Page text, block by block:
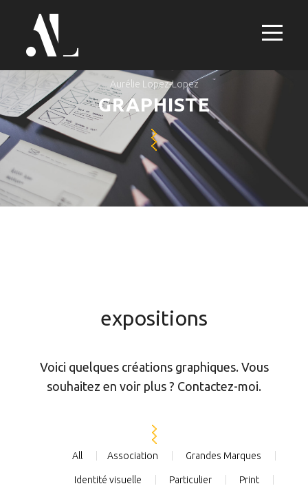
Aurélie Lopez-Lopez
GRAPHISTE
expositions
Voici quelques créations graphiques. Vous
souhaitez en voir plus ? Contactez-moi.
All Association Grandes Marques
Identité visuelle Particulier Print